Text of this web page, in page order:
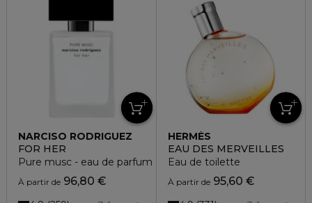
NARCISO RODRIGUEZ
FOR HER
Pure musc - eau de parfum
À partir de 96,80 €
HERMÈS
EAU DES MERVEILLES
Eau de toilette
À partir de95,60 €